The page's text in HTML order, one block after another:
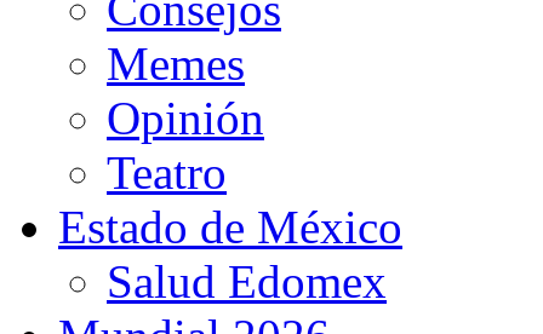
Memes
Opinión
Teatro
Estado de México
Salud Edomex